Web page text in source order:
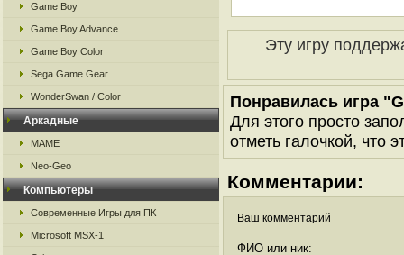
Game Boy
Game Boy Advance
Game Boy Color
Sega Game Gear
WonderSwan / Color
Аркадные
MAME
Neo-Geo
Компьютеры
Современные Игры для ПК
Microsoft MSX-1
Эту игру
Понравилась игра
Для этого просто
отметь галочкой, что
Комментарии:
Ваш комментарий
ФИО или ник: